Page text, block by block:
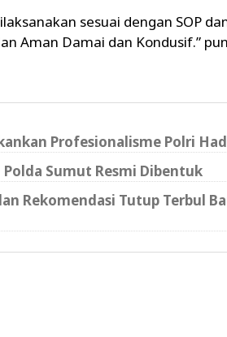
sesuai dengan SOP
Aman Damai dan Kondusif.”
Profesionalisme Polri
Polda Sumut Resmi Dibentuk
Rekomendasi Tutup Terbul